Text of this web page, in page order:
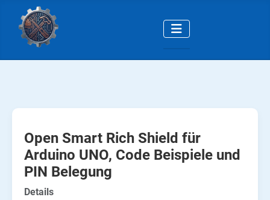
Open Smart Rich Shield für
Arduino UNO, Code Beispiele und
PIN Belegung
Details